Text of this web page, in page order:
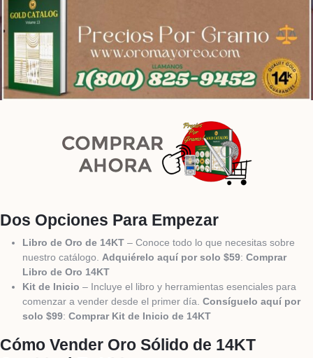
Dos Opciones Para Empezar
Libro de Oro de 14KT – Conoce todo lo que necesitas sobre
nuestro catálogo. Adquiérelo aquí por solo $59: Comprar
Libro de Oro 14KT
Kit de Inicio – Incluye el libro y herramientas esenciales para
comenzar a vender desde el primer día. Consíguelo aquí por
solo $99: Comprar Kit de Inicio de 14KT
Cómo Vender Oro Sólido de 14KT